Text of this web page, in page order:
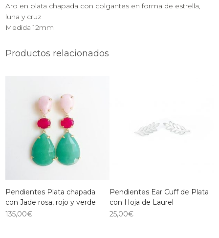
Aro en plata chapada con colgantes en forma de estrella,
luna y cruz
Medida 12mm
Productos relacionados
Pendientes Plata chapada
con Jade rosa, rojo y verde
135,00€
Pendientes Ear Cuff de Plata
con Hoja de Laurel
25,00€